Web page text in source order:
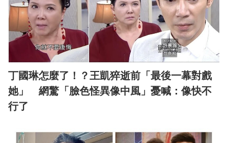
丁國琳怎麼了！？王凱猝逝前「最後一幕對戲
她」 網驚「臉色怪異像中風」憂喊：像快不
行了